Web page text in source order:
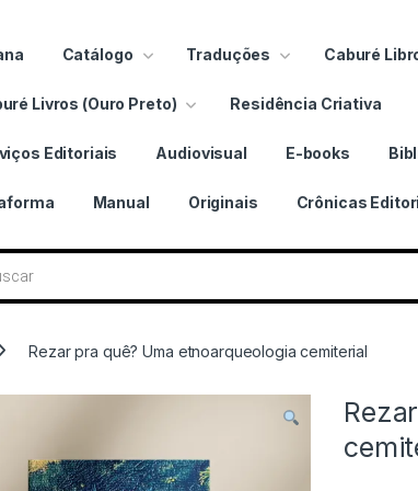
Catálogo Traduções Caburé
Livros (Ouro Preto) Residência Criativa
Editoriais Audiovisual E-books
Manual Originais Crônicas
livros
Rezar pra quê? Uma etnoarqueologia cemiterial